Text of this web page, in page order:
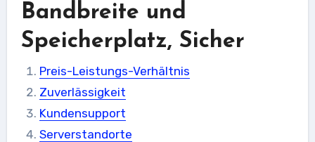
Bandbreite und
Speicherplatz, Sicher
Preis-Leistungs-Verhältnis
Zuverlässigkeit
Kundensupport
Serverstandorte